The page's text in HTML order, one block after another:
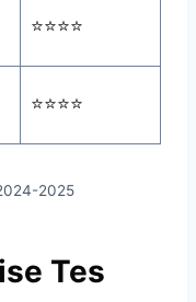
⭐⭐⭐⭐
⭐⭐⭐⭐
2025
Tes